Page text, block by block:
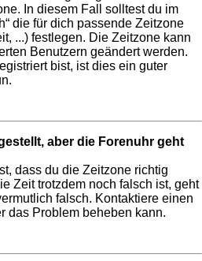
In diesem Fall solltest du im
die für dich passende Zeitzone
...) festlegen. Die Zeitzone kann
Benutzern geändert werden.
bist, ist dies ein guter
aber die Forenuhr geht
dass du die Zeitzone richtig
Zeit trotzdem noch falsch ist, geht
falsch. Kontaktiere einen
das Problem beheben kann.